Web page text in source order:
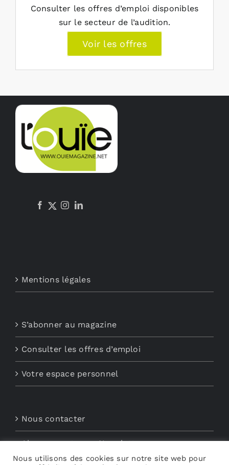
Consulter les offres d’emploi disponibles
sur le secteur de l’audition.
Voir les offres
Mentions légales
S’abonner au magazine
Consulter les offres d’emploi
Votre espace personnel
Nous contacter
Abonnements aux Newsletters
Nous utilisons des cookies sur notre site web pour